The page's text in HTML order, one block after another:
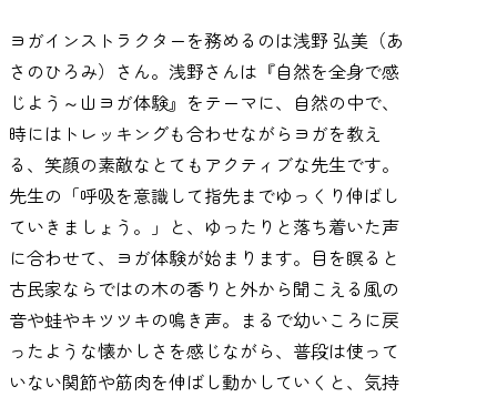
ヨガインストラクターを務めるのは浅野 弘美（あ
さのひろみ）さん。浅野さんは『自然を全身で感
じよう～山ヨガ体験』をテーマに、自然の中で、
時にはトレッキングも合わせながらヨガを教え
る、笑顔の素敵なとてもアクティブな先生です。
先生の「呼吸を意識して指先までゆっくり伸ばし
ていきましょう。」と、ゆったりと落ち着いた声
に合わせて、ヨガ体験が始まります。目を瞑ると
古民家ならではの木の香りと外から聞こえる風の
音や蛙やキツツキの鳴き声。まるで幼いころに戻
ったような懐かしさを感じながら、普段は使って
いない関節や筋肉を伸ばし動かしていくと、気持